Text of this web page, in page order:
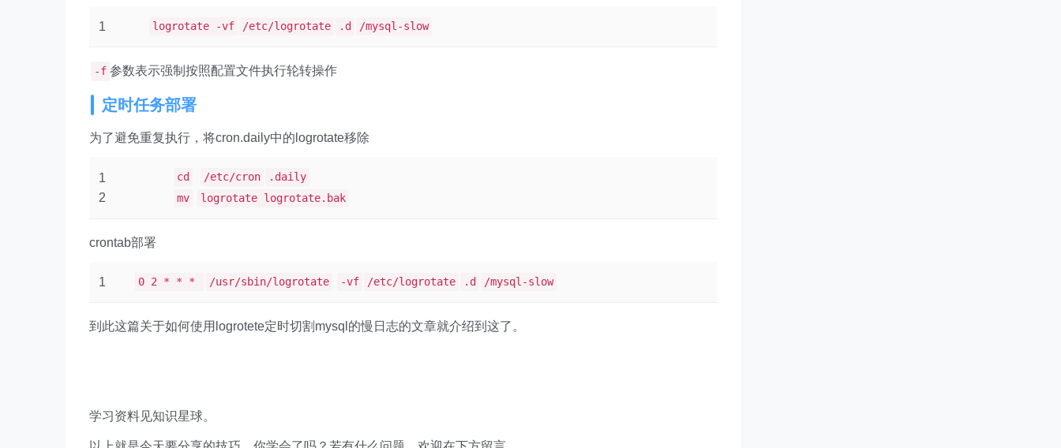
1 logrotate -vf /etc/logrotate .d /mysql-slow
-f 参数表示强制按照配置文件执行轮转操作
定时任务部署
为了避免重复执行，将cron.daily中的logrotate移除
1
2
cd /etc/cron
.daily
mv
logrotate logrotate.bak
crontab部署
1 0 2 * * * /usr/sbin/logrotate -vf /etc/logrotate .d /mysql-slow
到此这篇关于如何使用logrotete定时切割mysql的慢日志的文章就介绍到这了。
学习资料见知识星球。